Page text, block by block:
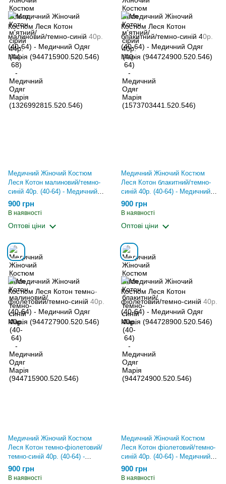
Медичний Жіночий Костюм
Леся Котон малиновий/темно-
синій 40р. (40-64) - Медичний
Одяг Марія
(944715900.520.546)
900 грн
В наявності
Оптові ціни
Медичний Жіночий Костюм
Леся Котон блакитний/темно-
синій 40р. (40-64) - Медичний
Одяг Марія
(944724900.520.546)
900 грн
В наявності
Оптові ціни
Медичний Жіночий Костюм
Леся Котон темно-фіолетовий/
темно-синій 40р. (40-64) -
Медичний Одяг Марія
(944727900.520.546)
900 грн
В наявності
Медичний Жіночий Костюм
Леся Котон фіолетовий/темно-
синій 40р. (40-64) - Медичний
Одяг Марія
(944728900.520.546)
900 грн
В наявності